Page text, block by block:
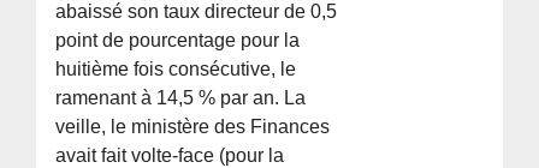
abaissé son taux directeur de 0,5
point de pourcentage pour la
huitième fois consécutive, le
ramenant à 14,5 % par an. La
veille, le ministère des Finances
avait fait volte-face (pour la